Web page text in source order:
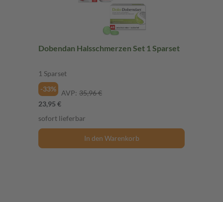
Dobendan Halsschmerzen Set 1 Sparset
1 Sparset
-33%
AVP: 35,96 €
23,95 €
sofort lieferbar
In den Warenkorb